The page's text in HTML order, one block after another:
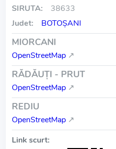
SIRUTA:
38633
Judet:
BOTOŞANI
MIORCANI
OpenStreetMap ↗
RĂDĂUŢI - PRUT
OpenStreetMap ↗
REDIU
OpenStreetMap ↗
Link scurt: